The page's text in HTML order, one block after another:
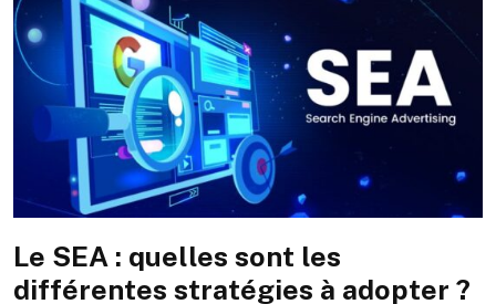
Le SEA : quelles sont les
différentes stratégies à adopter ?